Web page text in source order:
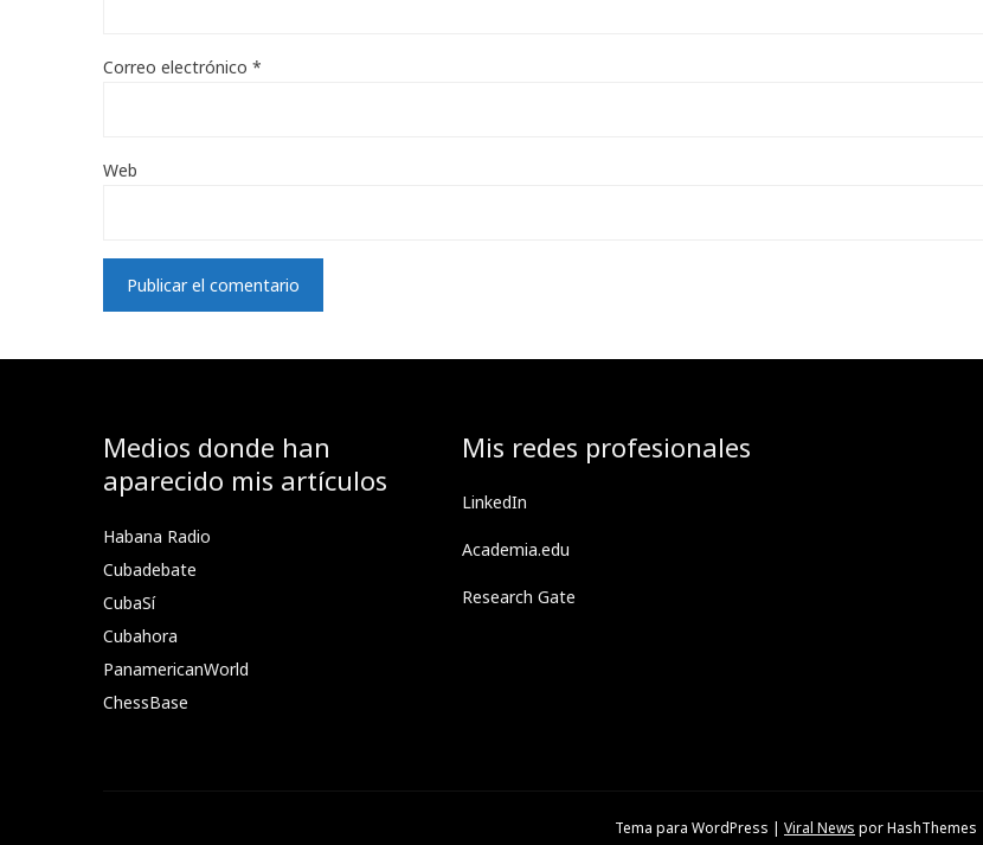
Correo electrónico *
Web
Medios donde han
aparecido mis artículos
Habana Radio
Cubadebate
CubaSí
Cubahora
PanamericanWorld
ChessBase
Mis redes profesionales
LinkedIn
Academia.edu
Research Gate
Tema para WordPress | Viral News por HashThemes